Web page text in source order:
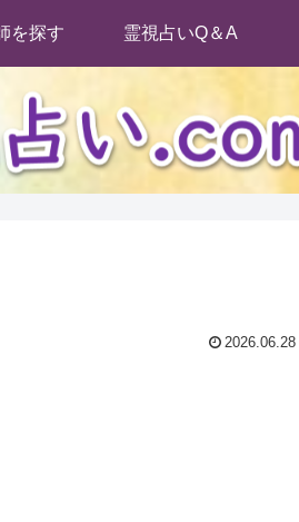
を探す 霊視占いQ＆A
2026.06.28